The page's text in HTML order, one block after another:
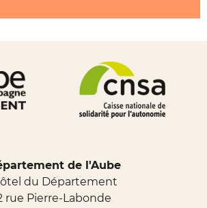
de l'Aube
du Département
rue Pierre-Labonde